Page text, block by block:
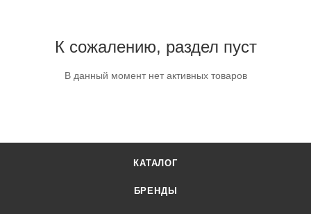
К сожалению, раздел пуст
В данный момент нет активных товаров
КАТАЛОГ
БРЕНДЫ